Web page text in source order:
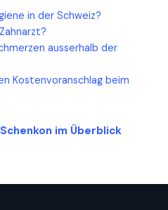
in der Schweiz?
ausserhalb der
Kostenvoranschlag beim
Schenkon im Überblick